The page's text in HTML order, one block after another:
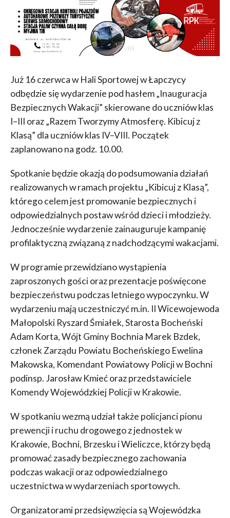
Już 16 czerwca w Hali Sportowej w Łapczycy
odbędzie się wydarzenie pod hasłem „Inauguracja
Bezpiecznych Wakacji” skierowane do uczniów klas
I–III oraz „Razem Tworzymy Atmosferę. Kibicuj z
Klasą” dla uczniów klas IV–VIII. Początek
zaplanowano na godz. 10.00.
Spotkanie będzie okazją do podsumowania działań
realizowanych w ramach projektu „Kibicuj z Klasą”,
którego celem jest promowanie bezpiecznych i
odpowiedzialnych postaw wśród dzieci i młodzieży.
Jednocześnie wydarzenie zainauguruje kampanię
profilaktyczną związaną z nadchodzącymi wakacjami.
W programie przewidziano wystąpienia
zaproszonych gości oraz prezentacje poświęcone
bezpieczeństwu podczas letniego wypoczynku. W
wydarzeniu mają uczestniczyć m.in. II Wicewojewoda
Małopolski Ryszard Śmiałek, Starosta Bocheński
Adam Korta, Wójt Gminy Bochnia Marek Bzdek,
członek Zarządu Powiatu Bocheńskiego Ewelina
Makowska, Komendant Powiatowy Policji w Bochni
podinsp. Jarosław Kmieć oraz przedstawiciele
Komendy Wojewódzkiej Policji w Krakowie.
W spotkaniu wezmą udział także policjanci pionu
prewencji i ruchu drogowego z jednostek w
Krakowie, Bochni, Brzesku i Wieliczce, którzy będą
promować zasady bezpiecznego zachowania
podczas wakacji oraz odpowiedzialnego
uczestnictwa w wydarzeniach sportowych.
Organizatorami przedsięwzięcia są Wojewódzka